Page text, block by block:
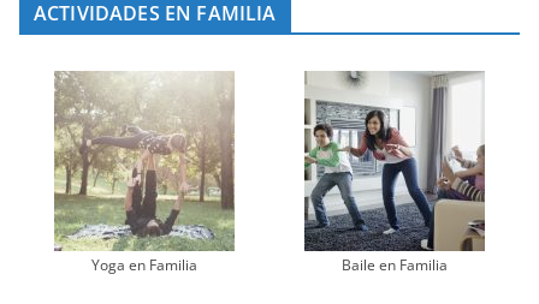
ACTIVIDADES EN FAMILIA
Yoga en Familia Baile en Familia